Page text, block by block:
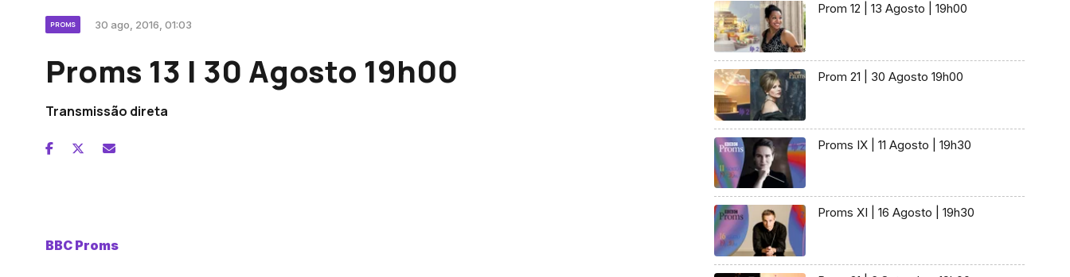
PROMS 30 ago, 2016, 01:03
Proms 13 | 30 Agosto 19h00
Transmissão direta
BBC Proms
Prom 12 | 13 Agosto | 19h00
Prom 21 | 30 Agosto 19h00
Proms IX | 11 Agosto | 19h30
Proms XI | 16 Agosto | 19h30